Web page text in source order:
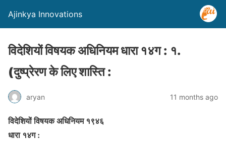
Ajinkya Innovations
विदेशियों विषयक अधिनियम धारा १४ग : १.
(दुष्प्रेरण के लिए शास्ति :
aryan 11 months ago
विदेशियों विषयक अधिनियम १९४६
धारा १४ग :